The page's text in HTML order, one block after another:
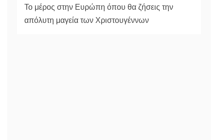
Το μέρος στην Ευρώπη όπου θα ζήσεις την
απόλυτη μαγεία των Χριστουγέννων